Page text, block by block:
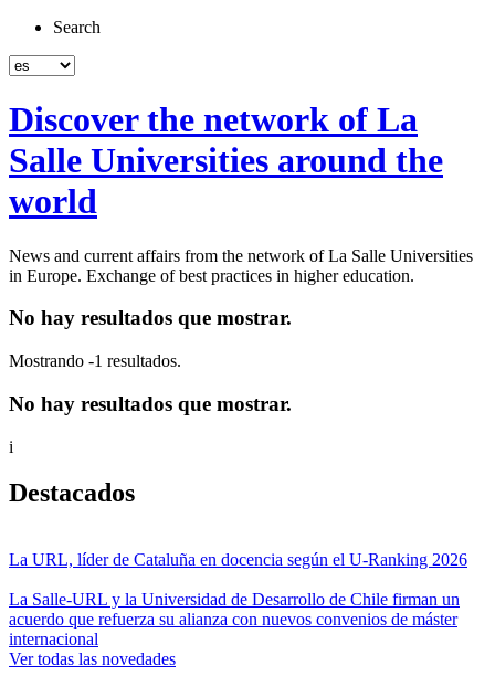
Search
Discover the network of La
Salle Universities around the
world
News and current affairs from the network of La Salle Universities
in Europe. Exchange of best practices in higher education.
No hay resultados que mostrar.
Mostrando -1 resultados.
No hay resultados que mostrar.
i
Destacados
La URL, líder de Cataluña en docencia según el U-Ranking 2026
La Salle-URL y la Universidad de Desarrollo de Chile firman un
acuerdo que refuerza su alianza con nuevos convenios de máster
internacional
Ver todas las novedades